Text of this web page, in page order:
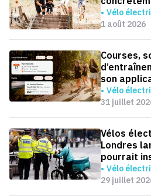
Vélo
1 août 2026
Courses,
son
Vélo
31 juillet
Vélos
Londres
pourrait
Vélo
29 juillet